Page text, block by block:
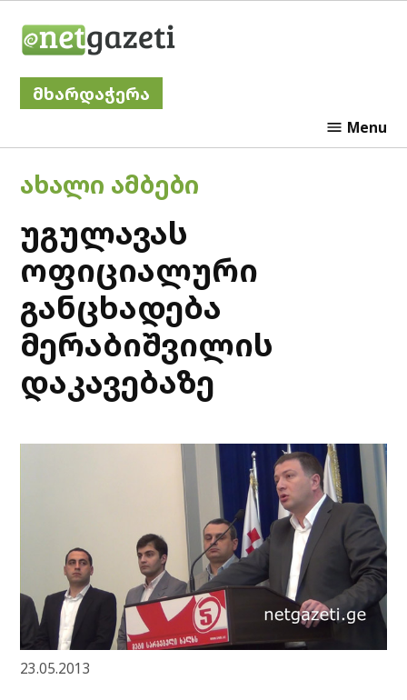
მხარდაჭერა
Menu
POSTED
ᲐᲮᲐᲚᲘ ᲐᲛᲑᲔᲑᲘ
უგულავას
ოფიციალური
განცხადება
მერაბიშვილის
დაკავებაზე
23.05.2013